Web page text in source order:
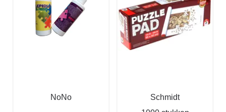
NoNo
Schmidt